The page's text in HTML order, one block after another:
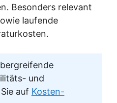
Besonders relevant
laufende
und
auf Kosten-